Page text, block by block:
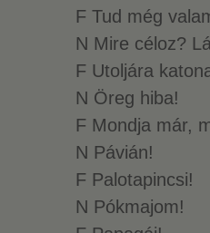
F Tud még
N Mire céloz?
F Utoljára
N Öreg hiba!
F Mondja már,
N Pávián!
F Palotapincsi!
N Pókmajom!